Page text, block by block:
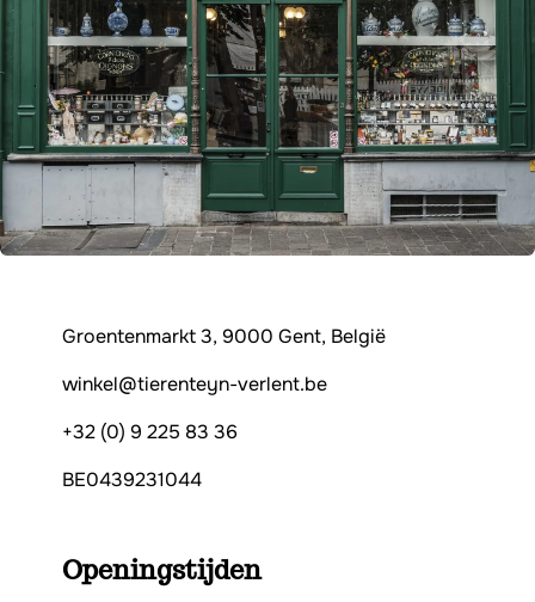
Groentenmarkt 3, 9000 Gent, België
winkel@tierenteyn-verlent.be
+32 (0) 9 225 83 36
BE0439231044
Openingstijden